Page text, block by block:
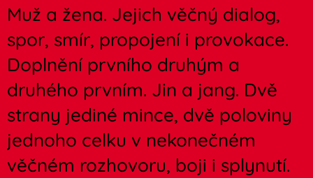
Muž a žena. Jejich věčný dialog,
spor, smír, propojení i provokace.
Doplnění prvního druhým a
druhého prvním. Jin a jang. Dvě
strany jediné mince, dvě poloviny
jednoho celku v nekonečném
věčném rozhovoru, boji i splynutí.